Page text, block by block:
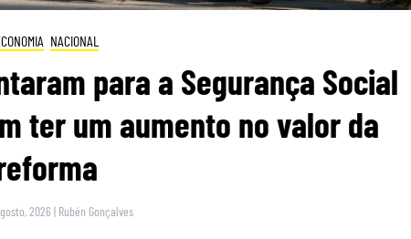
NACIONAL
para a Segurança Social
ter um aumento no valor da
2026 | Rubén Gonçalves